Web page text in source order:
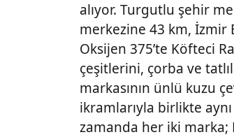
alıyor. Turgutlu şehir
merkezine 43 km,
Oksijen 375’te Köfteci
çeşitlerini, çorba ve
markasının ünlü kuzu
ikramlarıyla birlikte
zamanda her iki marka;